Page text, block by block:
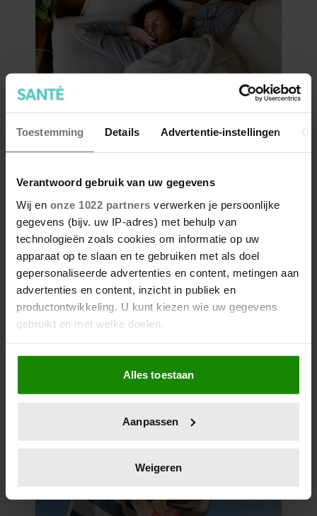
Toestemming Details Advertentie-instellingen
Verantwoord gebruik van uw gegevens
Wij en onze 1022 partners verwerken je persoonlijke
gegevens (bijv. uw IP-adres) met behulp van
technologieën zoals cookies om informatie op uw
apparaat op te slaan en te gebruiken met als doel
gepersonaliseerde advertenties en content, metingen aan
advertenties en content, inzicht in publiek en
productontwikkeling. U kunt kiezen wie uw gegevens
gebruikt en met welke doelen.
Als u het toestaat, willen we ook graag:
Informatie verzamelen over uw geografische
locatie, die tot een paar meter nauwkeurig kan zijn
scannen op specifieke eigenschappen (fingerprinting)
verwerkt en stel uw voorkeuren in het
intrekken in de Cookieverklaring.
Alles toestaan
Aanpassen
Weigeren